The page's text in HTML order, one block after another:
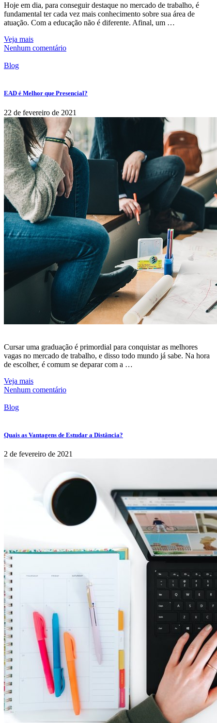
Hoje em dia, para conseguir destaque no mercado de trabalho, é
fundamental ter cada vez mais conhecimento sobre sua área de
atuação. Com a educação não é diferente. Afinal, um …
Veja mais
Nenhum comentário
Blog
EAD é Melhor que Presencial?
22 de fevereiro de 2021
Cursar uma graduação é primordial para conquistar as melhores
vagas no mercado de trabalho, e disso todo mundo já sabe. Na hora
de escolher, é comum se deparar com a …
Veja mais
Nenhum comentário
Blog
Quais as Vantagens de Estudar a Distância?
2 de fevereiro de 2021